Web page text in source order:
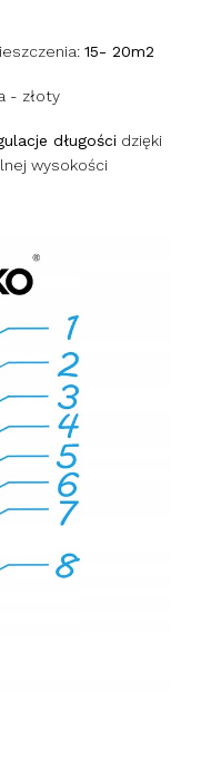
15- 20m2
- złoty
długości dzięki
wysokości